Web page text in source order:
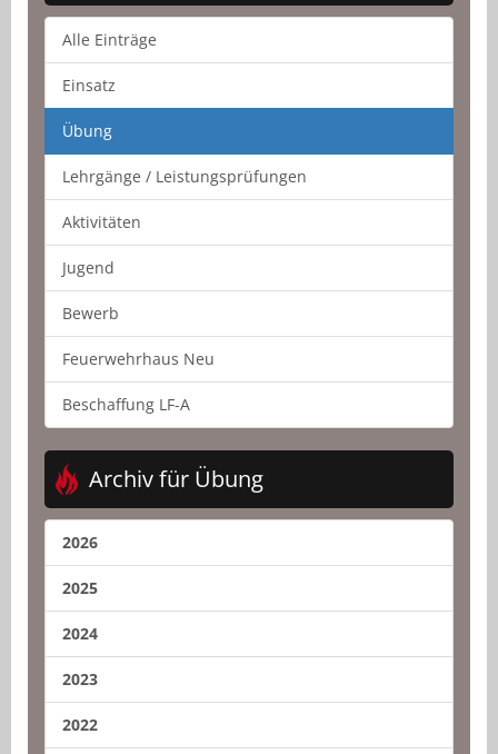
Alle Einträge
Einsatz
Übung
Lehrgänge / Leistungsprüfungen
Aktivitäten
Jugend
Bewerb
Feuerwehrhaus Neu
Beschaffung LF-A
Archiv für Übung
2026
2025
2024
2023
2022